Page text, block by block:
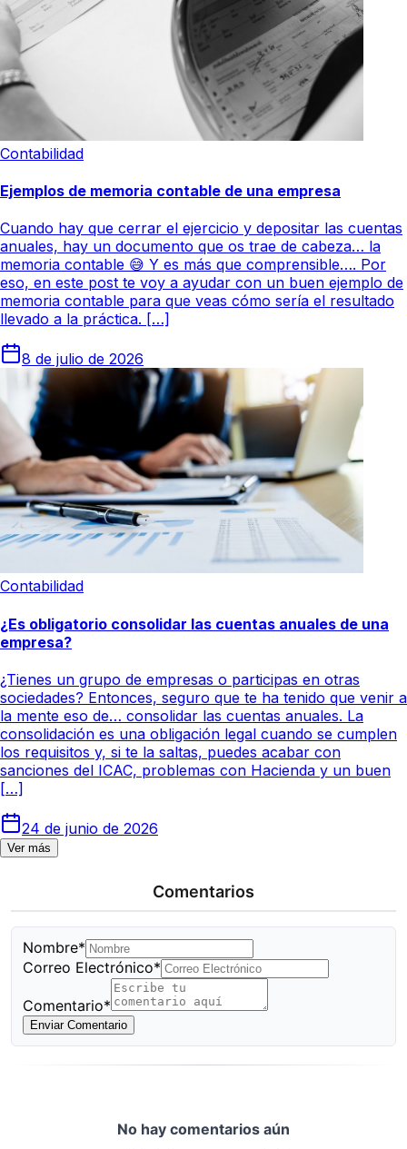
Contabilidad
Ejemplos de memoria contable de una empresa
Cuando hay que cerrar el ejercicio y depositar las cuentas
anuales, hay un documento que os trae de cabeza… la
memoria contable 😅 Y es más que comprensible…. Por
eso, en este post te voy a ayudar con un buen ejemplo de
memoria contable para que veas cómo sería el resultado
llevado a la práctica. […]
8 de julio de 2026
Contabilidad
¿Es obligatorio consolidar las cuentas anuales de una
empresa?
¿Tienes un grupo de empresas o participas en otras
sociedades? Entonces, seguro que te ha tenido que venir a
la mente eso de… consolidar las cuentas anuales. La
consolidación es una obligación legal cuando se cumplen
los requisitos y, si te la saltas, puedes acabar con
sanciones del ICAC, problemas con Hacienda y un buen
[…]
24 de junio de 2026
Ver más
Comentarios
Nombre*
Correo Electrónico*
Comentario*
Enviar Comentario
No hay comentarios aún